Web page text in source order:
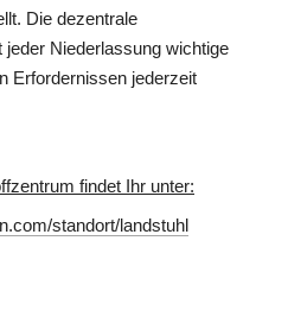
Die dezentrale
Niederlassung wichtige
Erfordernissen jederzeit
findet Ihr unter:
standort/landstuhl